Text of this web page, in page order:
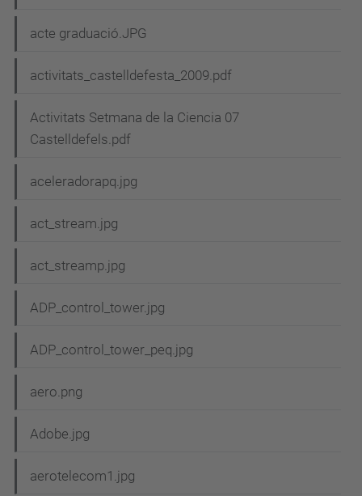
acte graduació.JPG
activitats_castelldefesta_2009.pdf
Activitats Setmana de la Ciencia 07
Castelldefels.pdf
aceleradorapq.jpg
act_stream.jpg
act_streamp.jpg
ADP_control_tower.jpg
ADP_control_tower_peq.jpg
aero.png
Adobe.jpg
aerotelecom1.jpg